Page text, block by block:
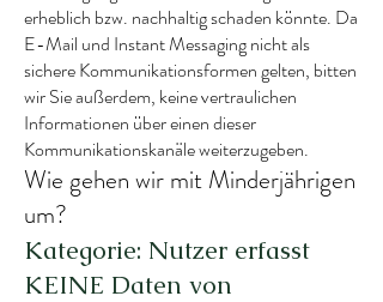
erheblich bzw. nachhaltig schaden könnte. Da
E-Mail und Instant Messaging nicht als
sichere Kommunikationsformen gelten, bitten
wir Sie außerdem, keine vertraulichen
Informationen über einen dieser
Kommunikationskanäle weiterzugeben.
Wie gehen wir mit Minderjährigen
um?
Kategorie: Nutzer erfasst
KEINE Daten von